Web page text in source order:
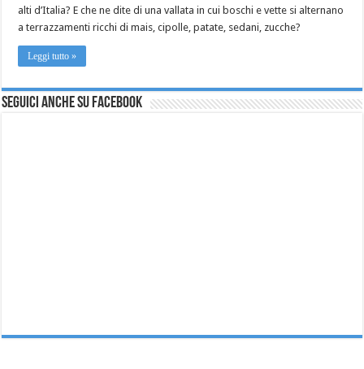
alti d’Italia? E che ne dite di una vallata in cui boschi e vette si alternano
a terrazzamenti ricchi di mais, cipolle, patate, sedani, zucche?
Leggi tutto »
Seguici anche su Facebook